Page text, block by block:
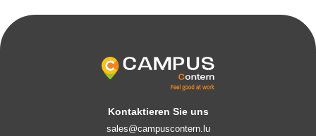
Kontaktieren Sie uns
sales@campuscontern.lu